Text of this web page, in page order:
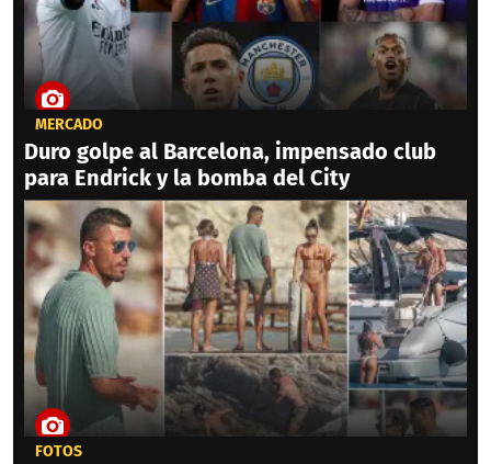
MERCADO
Duro golpe al Barcelona, impensado club
para Endrick y la bomba del City
FOTOS